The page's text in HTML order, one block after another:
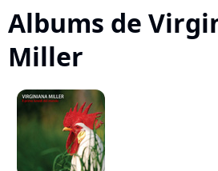
Albums de
Miller